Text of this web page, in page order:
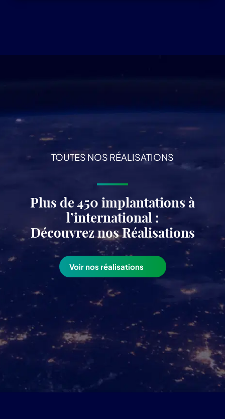
TOUTES NOS RÉALISATIONS
Plus de 450 implantations à
l’international :
Découvrez nos Réalisations
Voir nos réalisations